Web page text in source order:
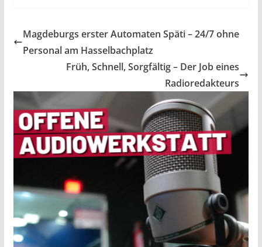
Magdeburgs erster Automaten Späti – 24/7 ohne
Personal am Hasselbachplatz
Früh, Schnell, Sorgfältig – Der Job eines
Radioredakteurs